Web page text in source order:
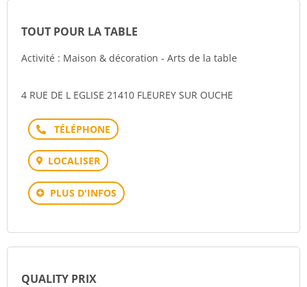
TOUT POUR LA TABLE
Activité : Maison & décoration - Arts de la table
4 RUE DE L EGLISE 21410 FLEUREY SUR OUCHE
Téléphone
LOCALISER
PLUS D'INFOS
QUALITY PRIX